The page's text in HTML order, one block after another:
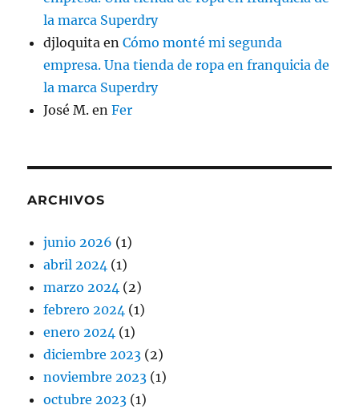
la marca Superdry
djloquita enCómo monté mi segunda
empresa. Una tienda de ropa en franquicia de
la marca Superdry
José M. enFer
ARCHIVOS
junio 2026 (1)
abril 2024 (1)
marzo 2024 (2)
febrero 2024 (1)
enero 2024 (1)
diciembre 2023 (2)
noviembre 2023 (1)
octubre 2023 (1)